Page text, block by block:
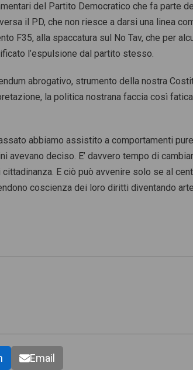
del Partito Democratico che fa parte
il PD, che non riesce a darsi una linea
F35, alla spaccatura sul No Tav, che per
l’espulsione dal partito stesso.
abrogativo, strumento della nostra
la politica nostrana faccia così
abbiamo assistito a comportamenti
avevano deciso. E’ davvero tempo di
E ciò può avvenire solo se al
coscienza dei loro diritti diventando
Email